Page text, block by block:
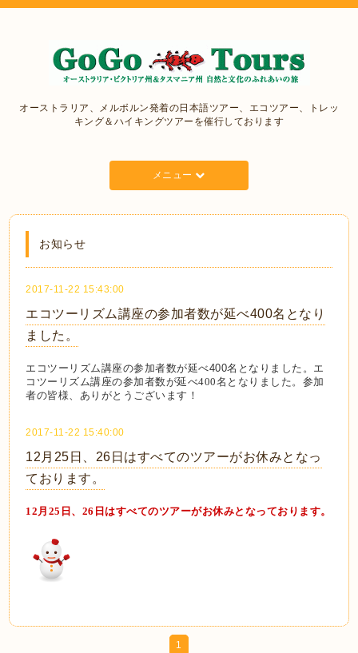
オーストラリア、メルボルン発着の日本語ツアー、エコツアー、トレッ
キング＆ハイキングツアーを催行しております
メニュー
お知らせ
2017-11-22 15:43:00
エコツーリズム講座の参加者数が延べ400名となり
ました。
エコツーリズム講座の参加者数が延べ400名となりました。 エ
コツーリズム講座の参加者数が延べ400名となりました。参加
者の皆様、ありがとうございます！
2017-11-22 15:40:00
12月25日、26日はすべてのツアーがお休みとなっ
ております。
12月25日、26日はすべてのツアーがお休みとなっております。
1